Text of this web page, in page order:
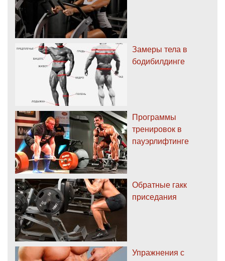
Замеры тела в
бодибилдинге
Программы
тренировок в
пауэрлифтинге
Обратные гакк
приседания
Упражнения с